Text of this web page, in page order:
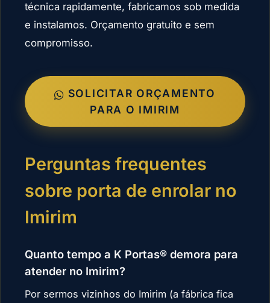
técnica rapidamente, fabricamos sob medida
e instalamos. Orçamento gratuito e sem
compromisso.
SOLICITAR ORÇAMENTO
PARA O IMIRIM
Perguntas frequentes
sobre porta de enrolar no
Imirim
Quanto tempo a K Portas® demora para
atender no Imirim?
Por sermos vizinhos do Imirim (a fábrica fica